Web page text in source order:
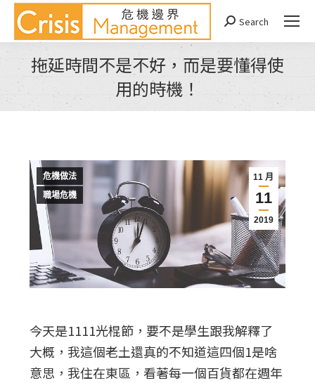
Search:
Search
拖延時間不是不好，而是要懂得使
用的時機！
You are here:
11 月
11
2019
危機做法
職場危機
今天是1111光棍節，要不是學生跟我解釋了
大概，我這個老土還真的不知道這四個1是啥
意思，我住在東區，看著每一個百貨都在週年